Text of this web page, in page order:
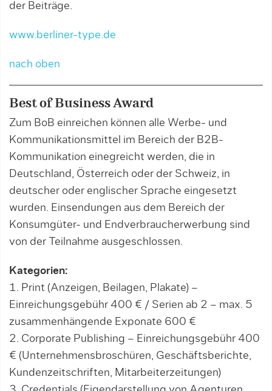
der Beiträge.
www.berliner-type.de
nach oben
Best of Business Award
Zum BoB einreichen können alle Werbe- und
Kommunikationsmittel im Bereich der B2B-
Kommunikation einegreicht werden, die in
Deutschland, Österreich oder der Schweiz, in
deutscher oder englischer Sprache eingesetzt
wurden. Einsendungen aus dem Bereich der
Konsumgüter- und Endverbraucherwerbung sind
von der Teilnahme ausgeschlossen.
Kategorien:
1. Print (Anzeigen, Beilagen, Plakate) –
Einreichungsgebühr 400 € / Serien ab 2 – max. 5
zusammenhängende Exponate 600 €
2. Corporate Publishing – Einreichungsgebühr 400
€ (Unternehmensbroschüren, Geschäftsberichte,
Kundenzeitschriften, Mitarbeiterzeitungen)